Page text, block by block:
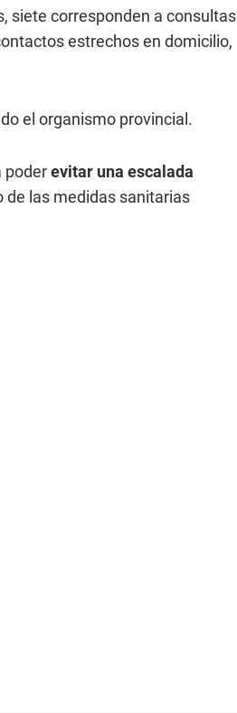
siete corresponden a consultas
estrechos en domicilio,
el organismo provincial.
poderevitar una escalada
las medidas sanitarias